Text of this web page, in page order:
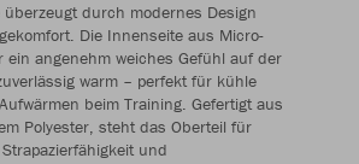
überzeugt durch modernes Design
Die Innenseite aus Micro-
ein angenehm weiches Gefühl auf der
warm – perfekt für kühle
beim Training. Gefertigt aus
Polyester, steht das Oberteil für
und